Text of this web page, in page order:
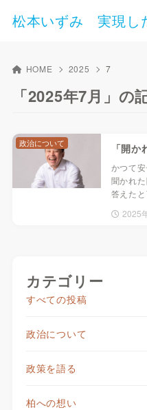
松本いずみ 実現し
HOME 2025 7
「2025年7月」の
「開
かつて
聞かれ
答えた
政治について
2025
カテゴリー
すべての投稿
政治について
政策を語る
柏への想い